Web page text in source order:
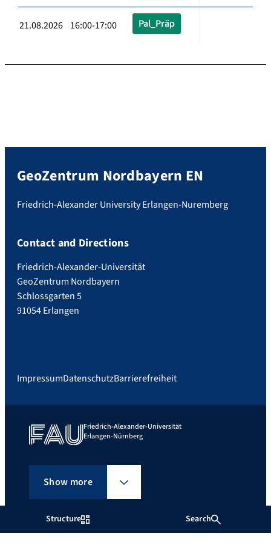
Structure Search
21.08.2026 16:00-17:00 Pal_Präp
GeoZentrum Nordbayern EN
Friedrich-Alexander University Erlangen-Nuremberg
Contact and Directions
Friedrich-Alexander-Universität
GeoZentrum Nordbayern
Schlossgarten 5
91054 Erlangen
ImpressumDatenschutzBarrierefreiheit
Friedrich-Alexander-Universität
Erlangen-Nürnberg
Show more